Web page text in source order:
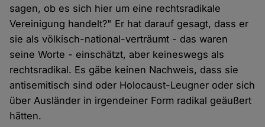
sagen, ob es sich hier um eine rechtsradikale
Vereinigung handelt?" Er hat darauf gesagt, dass er
sie als völkisch-national-verträumt - das waren
seine Worte - einschätzt, aber keineswegs als
rechtsradikal. Es gäbe keinen Nachweis, dass sie
antisemitisch sind oder Holocaust-Leugner oder sich
über Ausländer in irgendeiner Form radikal geäußert
hätten.